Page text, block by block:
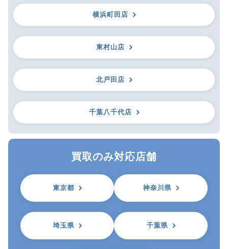
横浜町田店
東村山店
北戸田店
千葉八千代店
買取のみ対応店舗
東京都 神奈川県
埼玉県 千葉県